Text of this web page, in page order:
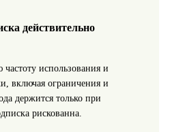
действительно
использования и
включая ограничения и
держится только при
рискованна.